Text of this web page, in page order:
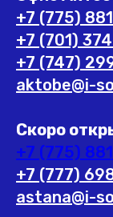
+7 (775)
+7 (701)
+7 (747)
aktobe@i-
Скоро
+7 (775)
+7 (777)
astana@i-